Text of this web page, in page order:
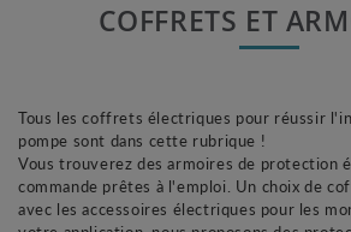
COFFRETS ET
Tous les coffrets électriques pour réussir
pompe sont dans cette rubrique !
Vous trouverez des armoires de protection
commande prêtes à l'emploi. Un choix de
avec les accessoires électriques pour les